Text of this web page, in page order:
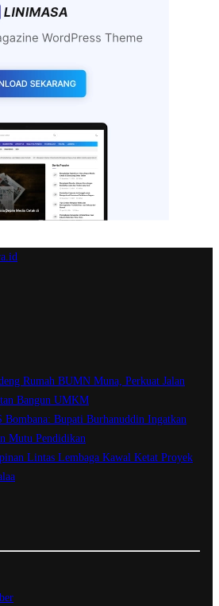
Rumah BUMN Muna, Perkuat Jalan
Bangun UMKM
Bombana: Bupati Burhanuddin Ingatkan
Mutu Pendidikan
Lintas Lembaga Kawal Ketat Proyek